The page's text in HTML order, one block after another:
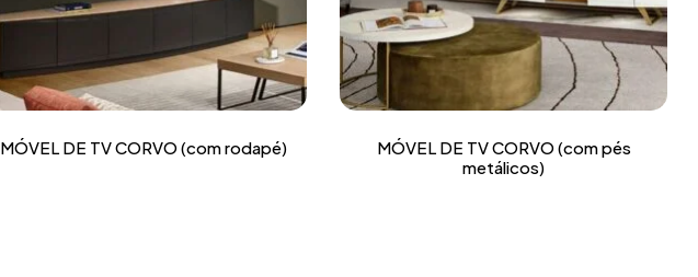
MÓVEL DE TV CORVO (com rodapé)
MÓVEL DE TV CORVO (com pés
metálicos)